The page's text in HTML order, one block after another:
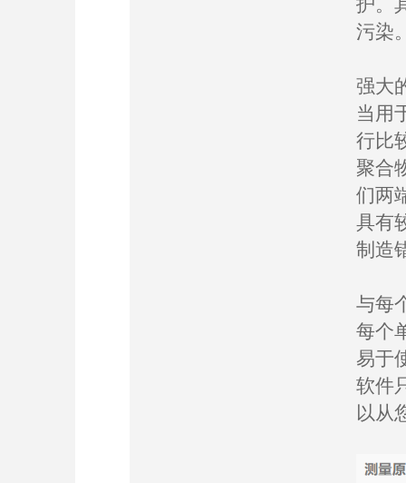
污染
强大
当用
行比
聚合
们两
具有
制造
与每
每个
易于
软件
以从